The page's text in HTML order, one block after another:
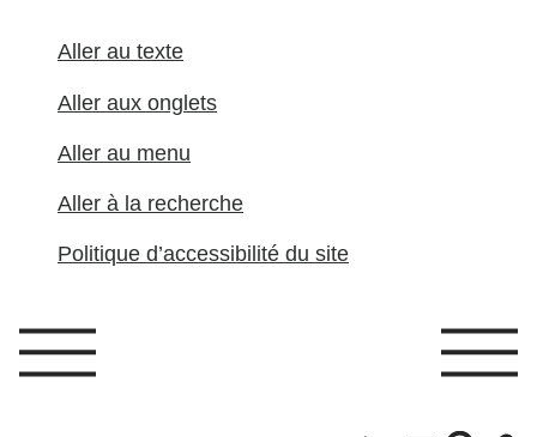
Aller au texte
Aller aux onglets
Aller au menu
Aller à la recherche
Politique d’accessibilité du site